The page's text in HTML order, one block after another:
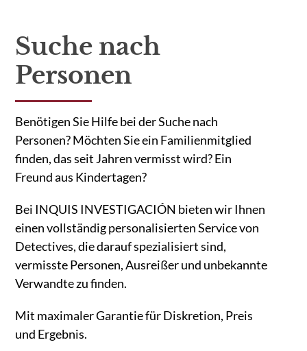
Suche nach
Personen
Benötigen Sie Hilfe bei der Suche nach
Personen? Möchten Sie ein Familienmitglied
finden, das seit Jahren vermisst wird? Ein
Freund aus Kindertagen?
Bei INQUIS INVESTIGACIÓN bieten wir Ihnen
einen vollständig personalisierten Service von
Detectives, die darauf spezialisiert sind,
vermisste Personen, Ausreißer und unbekannte
Verwandte zu finden.
Mit maximaler Garantie für Diskretion, Preis
und Ergebnis.